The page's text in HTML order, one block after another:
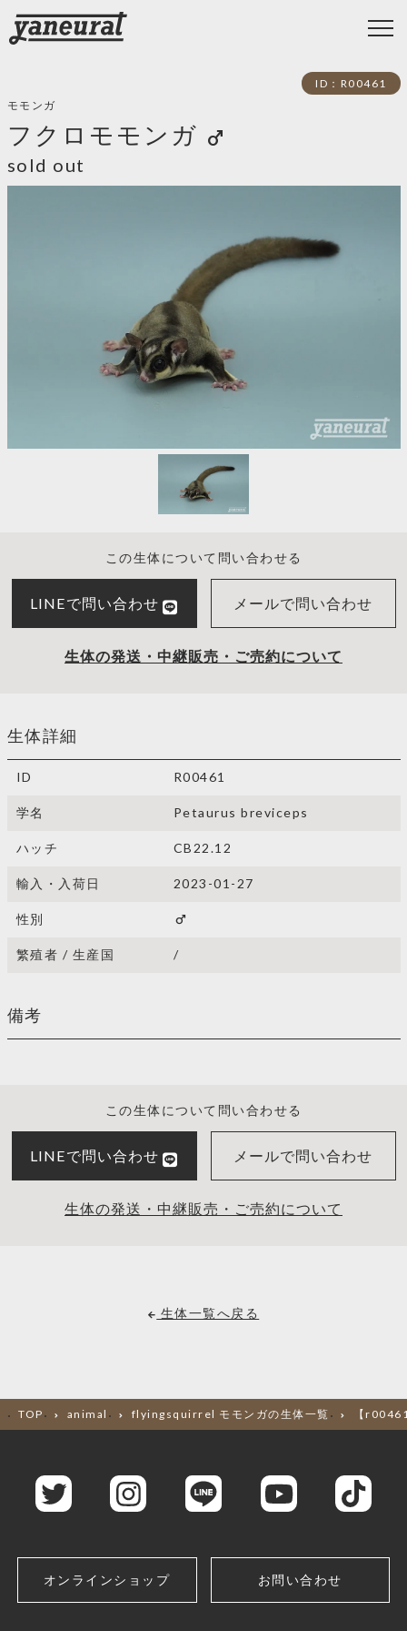
この生体について問い合わせる
LINEで問い合わせ メールで問い合わせ
生体の発送・中継販売・ご売約について
ID：R00461
モモンガ
フクロモモンガ male
sold out
生体詳細
ID R00461
学名 Petaurus breviceps
ハッチ CB22.12
輸入・入荷日 2023-01-27
性別 male
繁殖者 / 生産国 /
備考
この生体について問い合わせる
LINEで問い合わせ メールで問い合わせ
生体の発送・中継販売・ご売約について
生体一覧へ戻る
TOP animal flyingsquirrel モモンガの生体一覧 【
オンラインショップ お問い合わせ